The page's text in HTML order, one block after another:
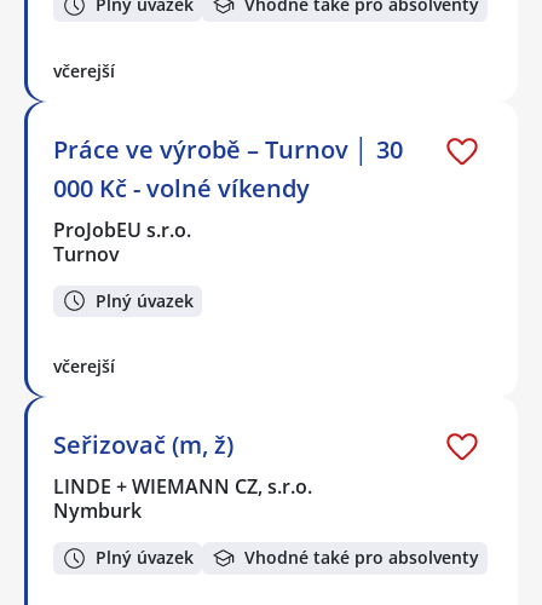
včerejší
Práce ve výrobě – Turnov │ 30
000 Kč - volné víkendy
ProJobEU s.r.o.
Turnov
Plný úvazek
včerejší
Seřizovač (m, ž)
LINDE + WIEMANN CZ, s.r.o.
Nymburk
Plný úvazek Vhodné také pro absolventy